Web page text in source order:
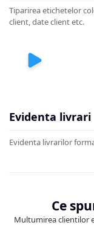
Tiparirea etichetelor
client, date client etc.
Evidenta livrari
Evidenta livrarilor
Ce
Multumirea clientilor